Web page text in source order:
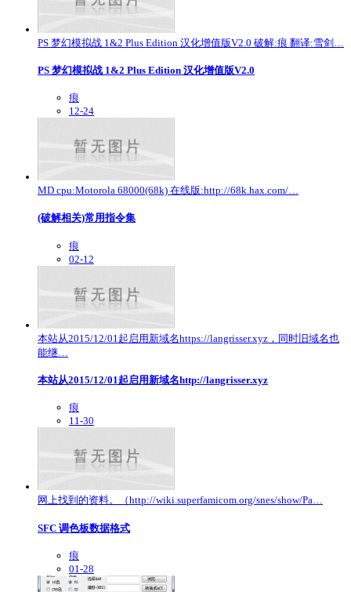
PS 梦幻模拟战 1&2 Plus Edition 汉化增值版V2.0 破解:痕 翻译:雪剑…
PS 梦幻模拟战 1&2 Plus Edition 汉化增值版V2.0
痕
12-24
MD cpu:Motorola 68000(68k) 在线版:http://68k.hax.com/…
(破解相关)常用指令集
痕
02-12
本站从2015/12/01起启用新域名https://langrisser.xyz，同时旧域名也
能继…
本站从2015/12/01起启用新域名http://langrisser.xyz
痕
11-30
网上找到的资料。（http://wiki.superfamicom.org/snes/show/Pa…
SFC 调色板数据格式
痕
01-28